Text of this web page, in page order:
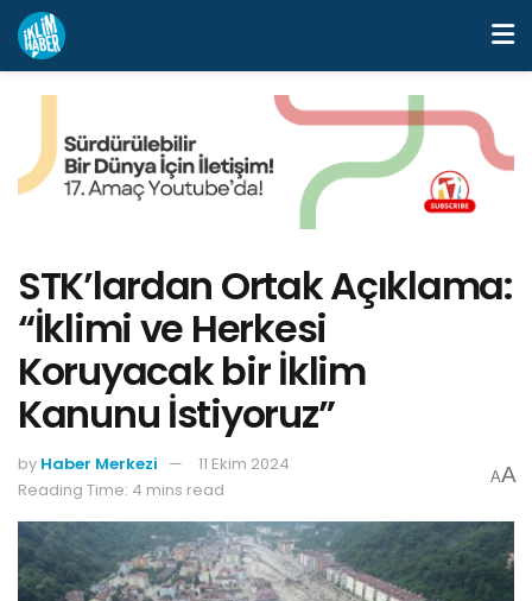
STK’lardan Ortak Açıklama:
“İklimi ve Herkesi
Koruyacak bir İklim
Kanunu İstiyoruz”
by Haber Merkezi
11 Ekim 2024
Reading Time: 4 mins read
AA